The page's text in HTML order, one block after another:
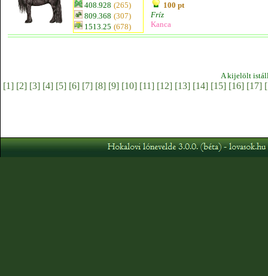
408.928 (265)
809.368 (307)
1513.25 (678)
100 pt
Fríz
Kanca
A kijelölt
[1] [2] [3] [4] [5] [6] [7] [8] [9] [10] [11] [12] [13] [14] [15] [16] [17]